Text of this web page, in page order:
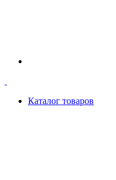
Каталог товаров